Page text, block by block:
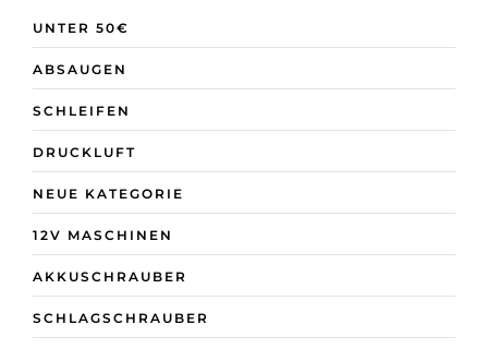
UNTER 50€
ABSAUGEN
SCHLEIFEN
DRUCKLUFT
NEUE KATEGORIE
12V MASCHINEN
AKKUSCHRAUBER
SCHLAGSCHRAUBER